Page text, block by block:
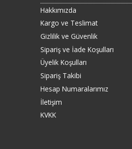
Hakkımızda
Kargo ve Teslimat
Gizlilik ve Güvenlik
Sipariş ve İade Koşulları
Üyelik Koşulları
Sipariş Takibi
Hesap Numaralarımız
İletişim
KVKK